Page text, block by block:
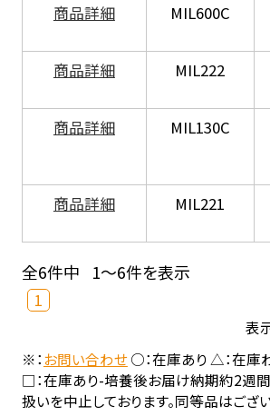
商品詳細
MIL600C
商品詳細
MIL222
商品詳細
MIL130C
商品詳細
MIL221
全6件中 1～6件を表示
1
表
※：お問い合わせ○：在庫あり △：在庫
□：在庫あり-培養後お届け納期約2週間
扱いを中止しております。同等品はござ